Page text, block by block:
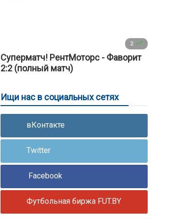
2 
Суперматч! РентМоторс - Фаворит
2:2 (полный матч)
Ищи нас в социальных сетях
вКонтакте
Twitter
Facebook
Футбольная биржа FUT.BY